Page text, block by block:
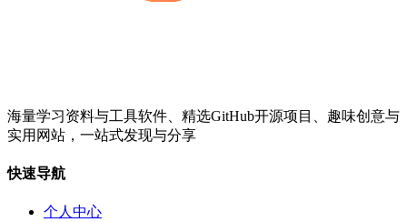
海量学习资料与工具软件、精选GitHub开源项目、趣味创意与
实用网站，一站式发现与分享
快速导航
个人中心